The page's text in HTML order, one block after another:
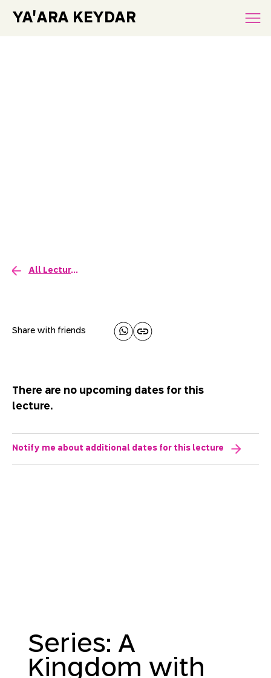
YA'ARA KEYDAR
All Lectures
Series: A
Kingdom with
Share with friends
There are no upcoming dates for this
lecture.
Notify me about additional dates for this lecture